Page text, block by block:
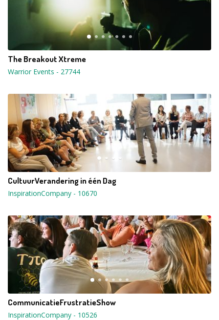
The Breakout Xtreme
Warrior Events - 27744
CultuurVerandering in één Dag
InspirationCompany - 10670
CommunicatieFrustratieShow
InspirationCompany - 10526